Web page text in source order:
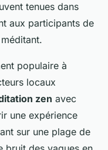
tenues dans
aux participants de
populaire à
locaux
zen avec
une expérience
sur une plage de